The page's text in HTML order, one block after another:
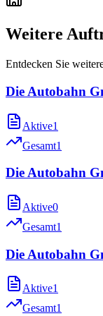
Weitere
Entdecken Sie
Die Autobahn
Aktive1
Gesamt1
Die Autobahn
Aktive0
Gesamt1
Die Autobahn
Aktive1
Gesamt1